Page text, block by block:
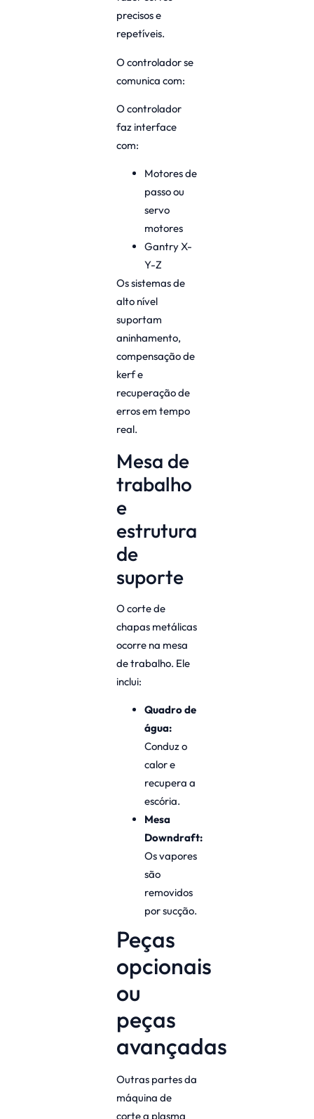
precisos e
repetíveis.
O controlador se
comunica com:
O controlador
faz interface
com:
Motores de
passo ou
servo
motores
Gantry X-
Y-Z
Os sistemas de
alto nível
suportam
aninhamento,
compensação de
kerf e
recuperação de
erros em tempo
real.
Mesa de
trabalho
e
estrutura
de
suporte
O corte de
chapas metálicas
ocorre na mesa
de trabalho. Ele
inclui:
Quadro de
água:
Conduz o
calor e
recupera a
escória.
Mesa
Downdraft:
Os vapores
são
removidos
por sucção.
Peças
opcionais
ou
peças
avançadas
Outras partes da
máquina de
corte a plasma